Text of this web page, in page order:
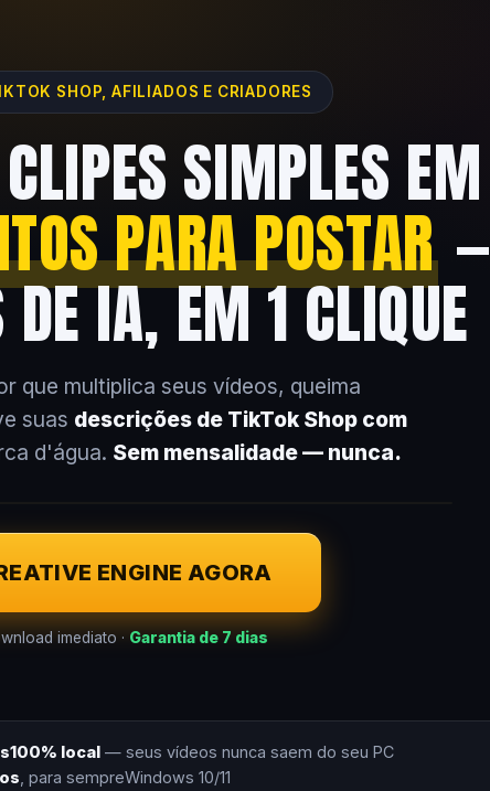
SHOP, AFILIADOS E CRIADORES
SIMPLES EM
PARA POSTAR —
IA, EM 1 CLIQUE
que multiplica seus vídeos, queima
suas descrições de TikTok Shop com
d'água. Sem mensalidade — nunca.
ENGINE AGORA
imediato · Garantia de 7 dias
100% local— seus vídeos nunca saem do seu PC
, para sempreWindows 10/11